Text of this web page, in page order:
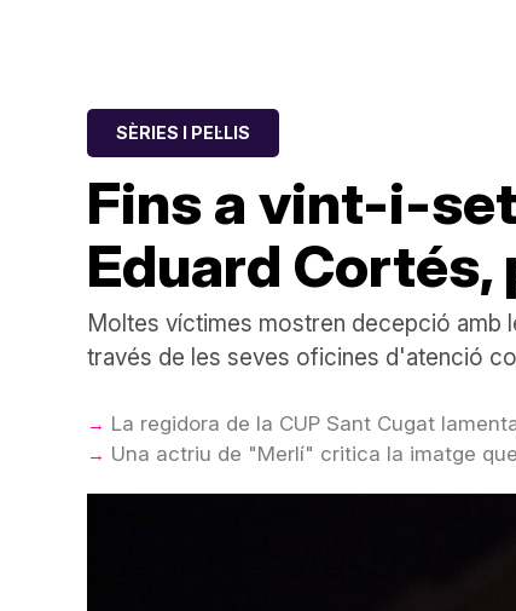
Fins a vint-i-
Eduard
SÈRIES I PEL·LIS
Moltes víctimes mostren decepció amb
través de les seves oficines d'atenció
La regidora de la CUP Sant Cugat
Una actriu de "Merlí" critica la imatge